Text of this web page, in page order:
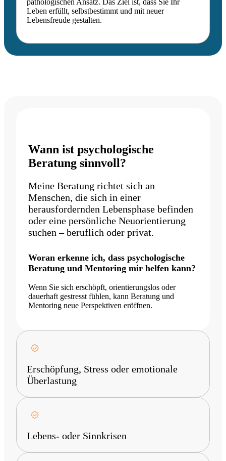
pathologischen Ansatz. Das Ziel ist, dass Sie Ihr
Leben erfüllt, selbstbestimmt und mit neuer
Lebensfreude gestalten.
Wann ist psychologische
Beratung sinnvoll?
Meine Beratung richtet sich an
Menschen, die sich in einer
herausfordernden Lebensphase befinden
oder eine persönliche Neuorientierung
suchen – beruflich oder privat.
Woran erkenne ich, dass psychologische
Beratung und Mentoring mir helfen kann?
Wenn Sie sich erschöpft, orientierungslos oder
dauerhaft gestresst fühlen, kann Beratung und
Mentoring neue Perspektiven eröffnen.
Erschöpfung, Stress oder emotionale
Überlastung
Lebens- oder Sinnkrisen